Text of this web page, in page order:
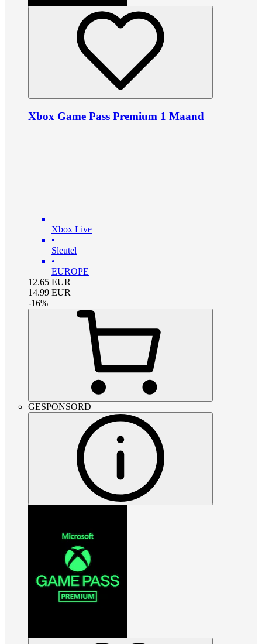
Xbox Game Pass Premium 1 Maand
Xbox Live
•
Sleutel
•
EUROPE
12.65 EUR
14.99 EUR
-16%
GESPONSORD